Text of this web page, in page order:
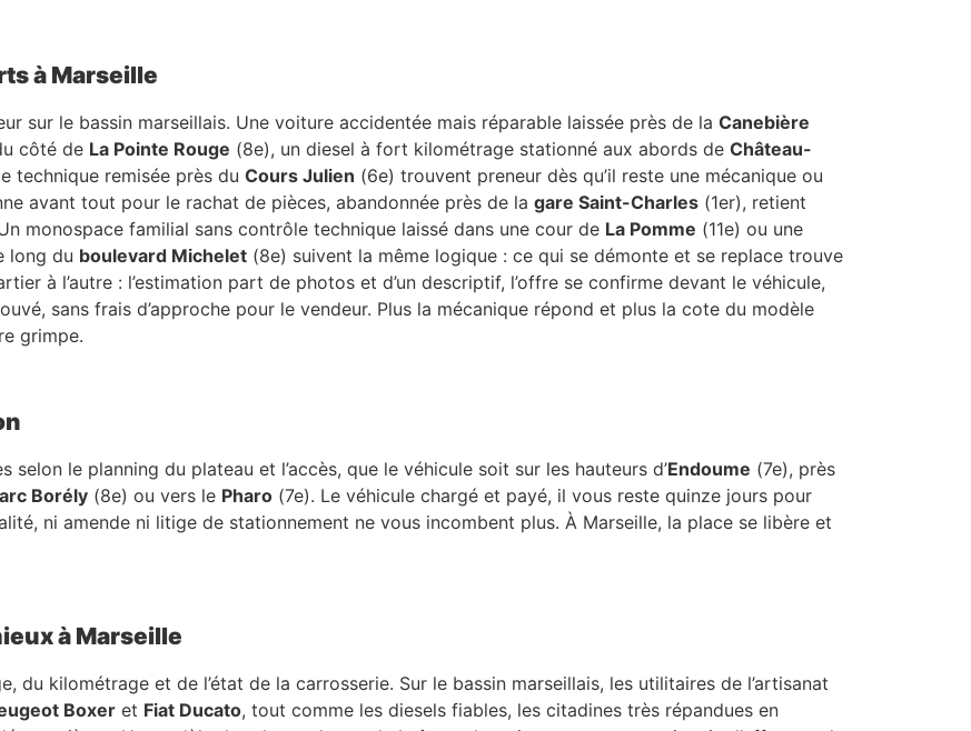
à Marseille
sur le bassin marseillais. Une voiture accidentée mais réparable laissée près de la Canebière
côté de La Pointe Rouge (8e), un diesel à fort kilométrage stationné aux abords de Château-
technique remisée près du Cours Julien (6e) trouvent preneur dès qu’il reste une mécanique ou
avant tout pour le rachat de pièces, abandonnée près de la gare Saint-Charles (1er), retient
monospace familial sans contrôle technique laissé dans une cour de La Pomme (11e) ou une
long du boulevard Michelet (8e) suivent la même logique : ce qui se démonte et se replace trouve
à l’autre : l’estimation part de photos et d’un descriptif, l’offre se confirme devant le véhicule,
sans frais d’approche pour le vendeur. Plus la mécanique répond et plus la cote du modèle
grimpe.
selon le planning du plateau et l’accès, que le véhicule soit sur les hauteurs d’Endoume (7e), près
Borély (8e) ou vers le Pharo (7e). Le véhicule chargé et payé, il vous reste quinze jours pour
ni amende ni litige de stationnement ne vous incombent plus. À Marseille, la place se libère et
à Marseille
du kilométrage et de l’état de la carrosserie. Sur le bassin marseillais, les utilitaires de l’artisanat
Boxer et Fiat Ducato, tout comme les diesels fiables, les citadines très répandues en